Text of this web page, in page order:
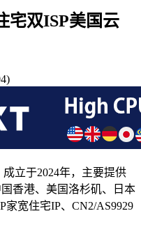
宅双ISP美国云
成立于2024年，主要提供
香港、美国洛杉矶、日本
宽住宅IP、CN2/AS9929